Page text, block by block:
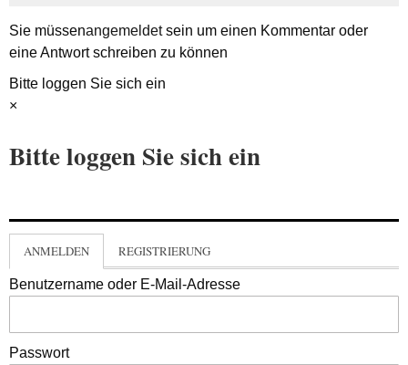
Sie müssenangemeldetsein um einen Kommentar oder
eine Antwort schreiben zu können
Bitte loggen Sie sich ein
×
Bitte loggen Sie sich ein
ANMELDEN REGISTRIERUNG
Benutzername oder E-Mail-Adresse
Passwort